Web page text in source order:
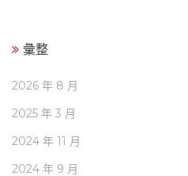
彙整
2026 年 8 月
2025 年 3 月
2024 年 11 月
2024 年 9 月